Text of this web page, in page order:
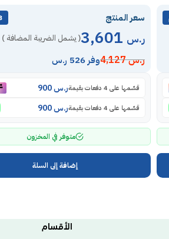
سعر المنتج
ر.س ( يشمل الضريبة المضافة )
ر.س4,127 وفر 526 ر.س
قسّمها على 4 دفعات بقيمة ر.س
قسّمها على 4 دفعات بقيمة ر.س
متوفر في المخزون
إضافة إلى السلة
الأقسام